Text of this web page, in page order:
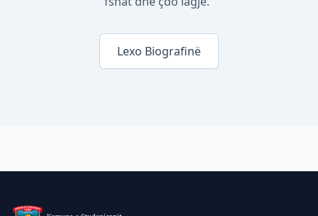
Lexo Biografinë